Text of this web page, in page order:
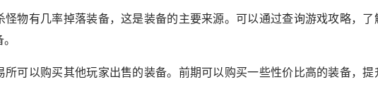
怪物有几率掉落装备，这是装备的主要来源。可以通过查询游戏攻略，了
所可以购买其他玩家出售的装备。前期可以购买一些性价比高的装备，提